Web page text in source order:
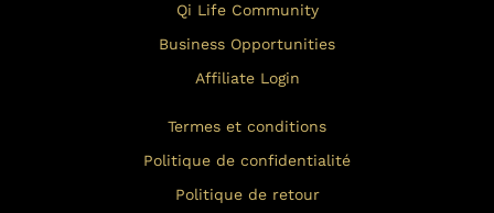
Qi Life Community
Business Opportunities
Affiliate Login
Termes et conditions
Politique de confidentialité
Politique de retour